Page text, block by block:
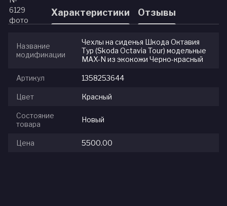
Характеристики Отзывы
Название
модификации
Чехлы на сиденья Шкода Октавия
Тур (Skoda Octavia Tour) модельные
MAX-N из экокожи Черно-красный
Артикул 1358253644
Цвет Красный
Состояние
товара
Новый
Цена 5500.00